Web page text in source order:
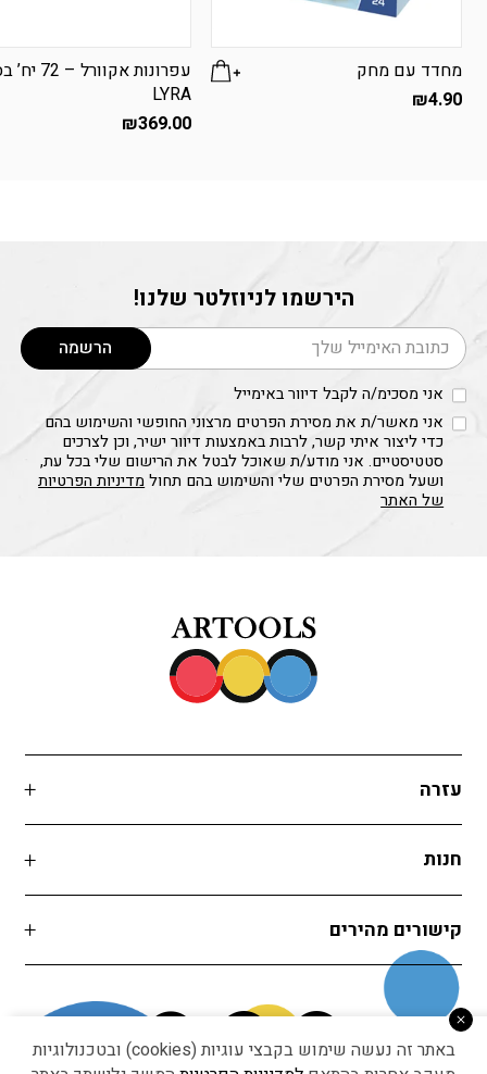
מחדד עם מחק
₪4.90
עפרונות אקוורל
LYRA
₪369.00
הירשמו לניוזלטר שלנו!
דוא׳׳ל הרשמה
אני מסכימ/ה לקבל דיוור באימייל
אני מאשר/ת את מסירת הפרטים מרצוני החופשי והשימוש בהם
כדי ליצור איתי קשר, לרבות באמצעות דיוור ישיר, וכן לצרכים
סטטיסטיים. אני מודע/ת שאוכל לבטל את הרישום שלי בכל עת,
ושעל מסירת הפרטים שלי והשימוש בהם תחולמדיניות הפרטיות
של האתר
עזרה
חנות
קישורים מהירים
באתר זה נעשה שימוש בקבצי עוגיות (cookies) ובטכנולוגיות